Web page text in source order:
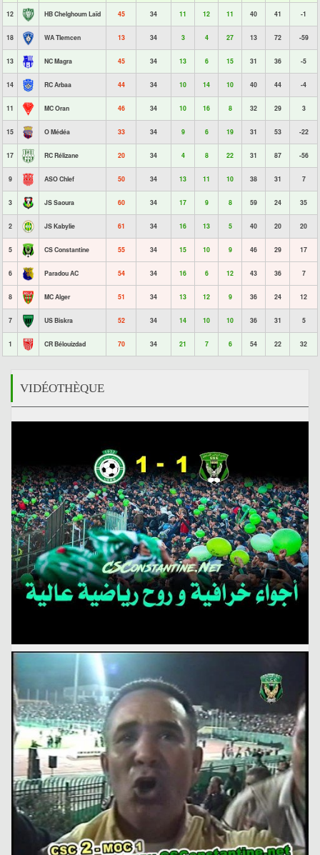
12 HB Chelghoum Laïd 45 34 11 12 11 40 41 -1
18 WA Tlemcen 13 34 3 4 27 13 72 -59
13 NC Magra 45 34 13 6 15 31 36 -5
14 RC Arbaa 44 34 10 14 10 40 44 -4
11 MC Oran 46 34 10 16 8 32 29 3
15 O Médéa 33 34 9 6 19 31 53 -22
17 RC Rélizane 20 34 4 8 22 31 87 -56
9 ASO Chlef 50 34 13 11 10 38 31 7
3 JS Saoura 60 34 17 9 8 59 24 35
2 JS Kabylie 61 34 16 13 5 40 20 20
5 CS Constantine 55 34 15 10 9 46 29 17
6 Paradou AC 54 34 16 6 12 43 36 7
8 MC Alger 51 34 13 12 9 36 24 12
7 US Biskra 52 34 14 10 10 36 31 5
1 CR Bélouizdad 70 34 21 7 6 54 22 32
VIDÉOTHÈQUE